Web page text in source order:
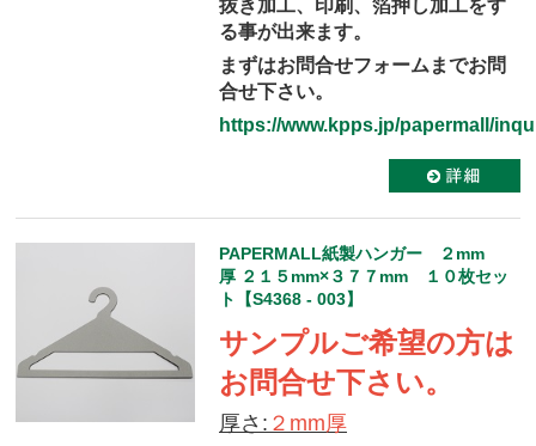
抜き加工、印刷、箔押し加工をす
る事が出来ます。
まずはお問合せフォームまでお問
合せ下さい。
https://www.kpps.jp/papermall/
PAPERMALL紙製ハンガー ２mm
厚 ２１５mm×３７７mm １０枚セッ
ト【S4368 - 003】
サンプルご希望の方は
お問合せ下さい。
厚さ: ２mm厚